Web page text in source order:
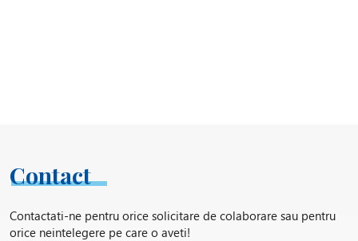
Contact
Contactati-ne pentru orice solicitare de colaborare sau pentru
orice neintelegere pe care o aveti!